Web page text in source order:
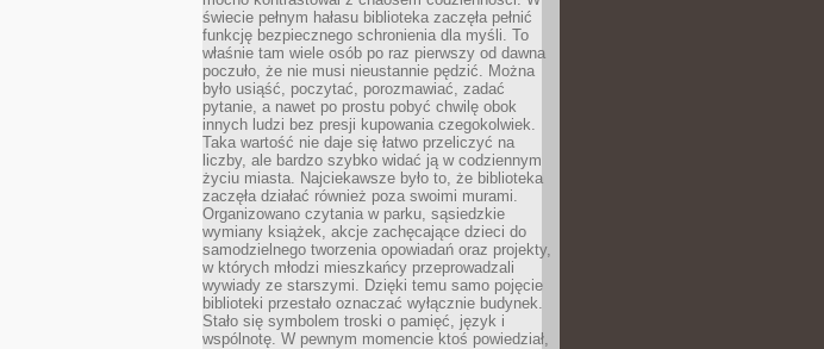
świecie pełnym hałasu biblioteka zaczęła pełnić
funkcję bezpiecznego schronienia dla myśli. To
właśnie tam wiele osób po raz pierwszy od dawna
poczuło, że nie musi nieustannie pędzić. Można
było usiąść, poczytać, porozmawiać, zadać
pytanie, a nawet po prostu pobyć chwilę obok
innych ludzi bez presji kupowania czegokolwiek.
Taka wartość nie daje się łatwo przeliczyć na
liczby, ale bardzo szybko widać ją w codziennym
życiu miasta. Najciekawsze było to, że biblioteka
zaczęła działać również poza swoimi murami.
Organizowano czytania w parku, sąsiedzkie
wymiany książek, akcje zachęcające dzieci do
samodzielnego tworzenia opowiadań oraz projekty,
w których młodzi mieszkańcy przeprowadzali
wywiady ze starszymi. Dzięki temu samo pojęcie
biblioteki przestało oznaczać wyłącznie budynek.
Stało się symbolem troski o pamięć, język i
wspólnotę. W pewnym momencie ktoś powiedział,